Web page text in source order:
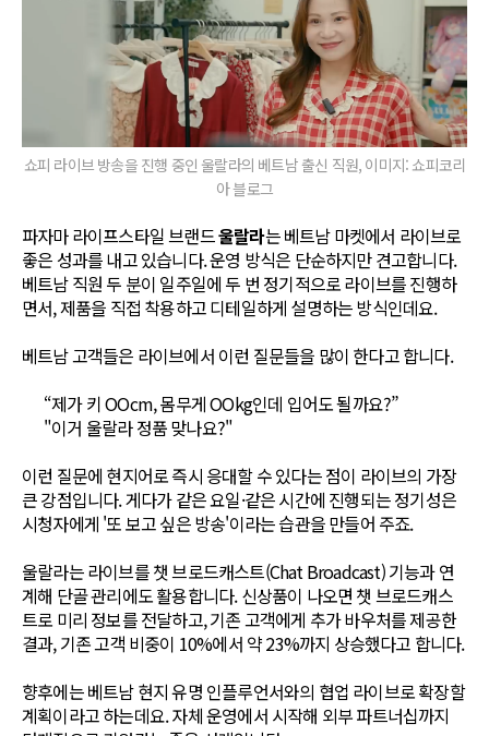
쇼피 라이브 방송을 진행 중인 울랄라의 베트남 출신 직원, 이미지: 쇼피코리
아 블로그
파자마 라이프스타일 브랜드울랄라는 베트남 마켓에서 라이브로
좋은 성과를 내고 있습니다. 운영 방식은 단순하지만 견고합니다.
베트남 직원 두 분이 일주일에 두 번 정기적으로 라이브를 진행하
면서, 제품을 직접 착용하고 디테일하게 설명하는 방식인데요.
베트남 고객들은 라이브에서 이런 질문들을 많이 한다고 합니다.
“제가 키 OOcm, 몸무게 OOkg인데 입어도 될까요?”
"이거 울랄라 정품 맞나요?"
이런 질문에 현지어로 즉시 응대할 수 있다는 점이 라이브의 가장
큰 강점입니다. 게다가 같은 요일·같은 시간에 진행되는 정기성은
시청자에게 '또 보고 싶은 방송'이라는 습관을 만들어 주죠.
울랄라는 라이브를 챗 브로드캐스트(Chat Broadcast) 기능과 연
계해 단골 관리에도 활용합니다. 신상품이 나오면 챗 브로드캐스
트로 미리 정보를 전달하고, 기존 고객에게 추가 바우처를 제공한
결과, 기존 고객 비중이 10%에서 약 23%까지 상승했다고 합니다.
향후에는 베트남 현지 유명 인플루언서와의 협업 라이브로 확장할
계획이라고 하는데요. 자체 운영에서 시작해 외부 파트너십까지